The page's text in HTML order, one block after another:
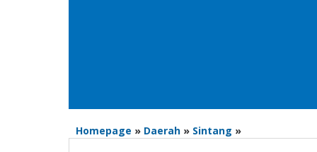
Homepage » Daerah » Sintang »Lusi